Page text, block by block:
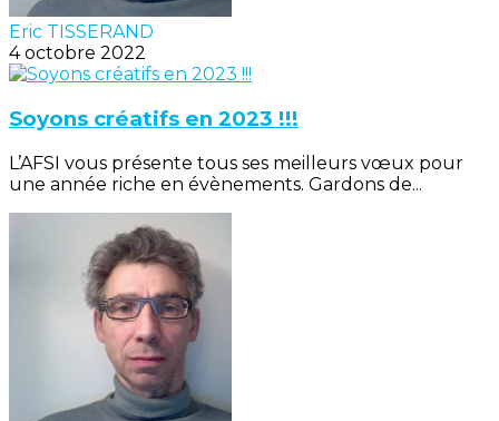
Eric TISSERAND
4 octobre 2022
Soyons créatifs en 2023 !!!
L’AFSI vous présente tous ses meilleurs vœux pour
une année riche en évènements. Gardons de...